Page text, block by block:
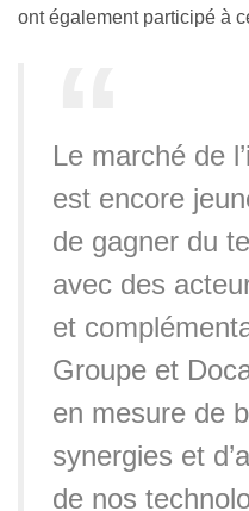
ont également participé à
Le marché de
est encore
de gagner du
avec des
et
Groupe et
en mesure de
synergies et
de nos